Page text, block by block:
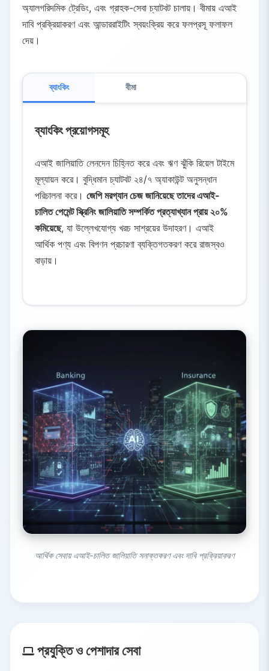
অ্যালগরিদমিক ট্রেডিং, এবং গ্রাহক-সেবা চ্যাটবট চালায়। বীমায় এআই
দাবি প্রক্রিয়াকরণ এবং আন্ডাররাইটিং স্বয়ংক্রিয় করে ফলপ্রসূ ফলাফল
দেয়।
ব্যাংকিং বীমা
ব্যাংকিং প্রয়োগসমূহ
এআই জালিয়াতি লেনদেন চিহ্নিত করে এবং ঋণ ঝুঁকি রিয়েল টাইমে
মূল্যায়ন করে। বুদ্ধিমান চ্যাটবট ২৪/৭ অ্যাকাউন্ট অনুসন্ধান
পরিচালনা করে। জেপি মরগ্যান চেজ জানিয়েছে তাদের এআই-
চালিত পেমেন্ট স্ক্রিনিং জালিয়াতি সম্পর্কিত প্রত্যাখ্যান প্রায় ২০%
কমিয়েছে, যা উল্লেখযোগ্য খরচ সাশ্রয়ের উদাহরণ। এআই
আর্থিক পণ্য এবং বিপণন প্রচারণা ব্যক্তিগতকরণ করে রাজস্বও
বাড়ায়।
আর্থিক সেবায় এআই-চালিত জালিয়াতি সনাক্তকরণ এবং দাবি প্রক্রিয়াকরণ
প্রযুক্তি ও পেশাদার সেবা